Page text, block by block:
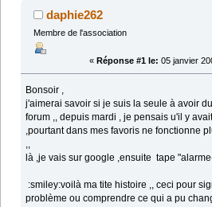
daphie262
Membre de l'association
« Réponse #1 le: 05 janvier
Bonsoir ,
j'aimerai savoir si je suis la seule à avoir
forum ,, depuis mardi , je pensais u'il y
,pourtant dans mes favoris ne fonctionne
,,
là ,je vais sur google ,ensuite tape
:smiley:voilà ma tite histoire ,, ceci pour
problème ou comprendre ce qui a pu